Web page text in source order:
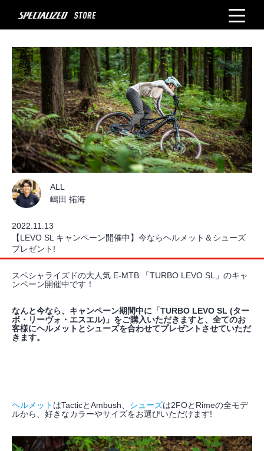
ALL
嶋田 拓海
2022.11.13
【LEVO SL キャンペーン開催中】今ならヘルメット＆シューズ
プレゼント!
スペシャライズドの大人気 E-MTB 「TURBO LEVO SL」のキャ
ンペーン開催中です！
なんと今なら、キャンペーン期間中に「TURBO LEVO SL (ター
ボ・リーヴォ・エスエル)」をご購入いただきますと、全てのお
客様にヘルメットとシューズを合わせてプレゼントさせていただ
きます。
ヘルメット はTacticとAmbush、 シューズは2FOとRimeの全モデ
ルから、好きなカラーやサイズをお選びいただけます!